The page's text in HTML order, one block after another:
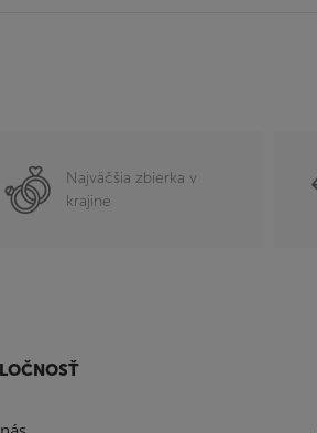
Najväčšia zbierka v
krajine